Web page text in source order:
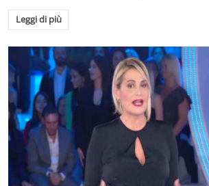
Leggi di più